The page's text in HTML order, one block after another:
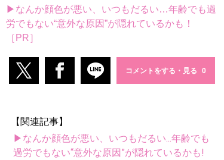
▶なんか顔色が悪い、いつもだるい…年齢でも過
労でもない“意外な原因”が隠れているかも！
［PR］
コメントをする・見る
【関連記事】
▶なんか顔色が悪い、いつもだるい...年齢でも
過労でもない“意外な原因”が隠れているかも!